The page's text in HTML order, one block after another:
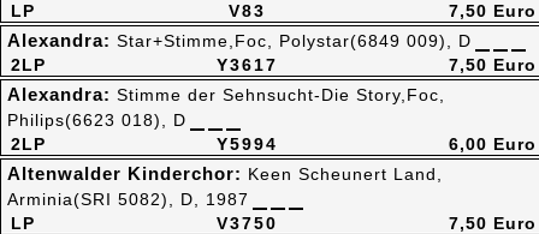
V83
LP
7,50 Euro
Y3617
2LP
Alexandra: Star+Stimme,Foc, Polystar(6849 009), D
7,50 Euro
Y5994
2LP
Alexandra: Stimme der Sehnsucht-Die Story,Foc,
Philips(6623 018), D
6,00 Euro
V3750
LP
Altenwalder Kinderchor: Keen Scheunert Land,
Arminia(SRI 5082), D, 1987
7,50 Euro